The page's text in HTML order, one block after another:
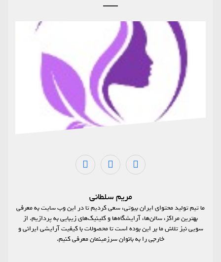
مریم سلطانی
ما تیم تولید محتوای ایران بیوتی، سعی کردیم تا در این وب سایت به معرفی
بهترین مراکز، سالن‌ها، آرایشگاه‌ها و کلینیک‌های زیبایی به پردازیم. از
سویی نیز تلاش ما بر این بوده است تا محصولات با کیفیت آرایشی ایرانی و
خارجی را به بانوان سرزمینمان معرفی کنیم.